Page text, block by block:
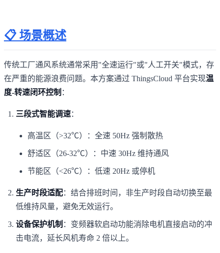
📋 场景概述
传统工厂通风系统通常采用"全速运行"或"人工开关"模式，存
在严重的能源浪费问题。本方案通过 ThingsCloud 平台实现温
度-转速闭环控制 ：
三段式智能调速：
高温区（>32℃）：全速 50Hz 强制散热
舒适区（26-32℃）：中速 30Hz 维持通风
节能区（<26℃）：低速 20Hz 或停机
生产时段适配：结合排班时间，非生产时段自动切换至最
低维持风量，避免无效运行。
设备保护机制 ：变频器软启动功能消除电机直接启动的冲
击电流，延长风机寿命 2 倍以上。